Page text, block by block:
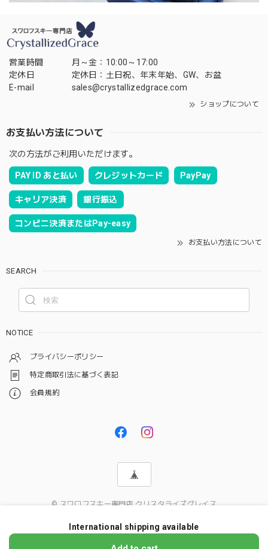
営業時間
月～金：10:00～17:00
定休日
定休日：土日祝、年末年始、GW、お盆
E-mail
sales@crystallizedgrace.com
ショップについて
お支払い方法について
次の方法がご利用いただけます。
PAY ID あと払い クレジットカード PayPay
キャリア決済 銀行振込
コンビニ決済またはPay-easy
お支払い方法について
SEARCH
NOTICE
プライバシーポリシー
特定商取引法に基づく表記
会員規約
© スワロフスキー専門店 クリスタライズグレイス
International shipping available
ショップに質問する